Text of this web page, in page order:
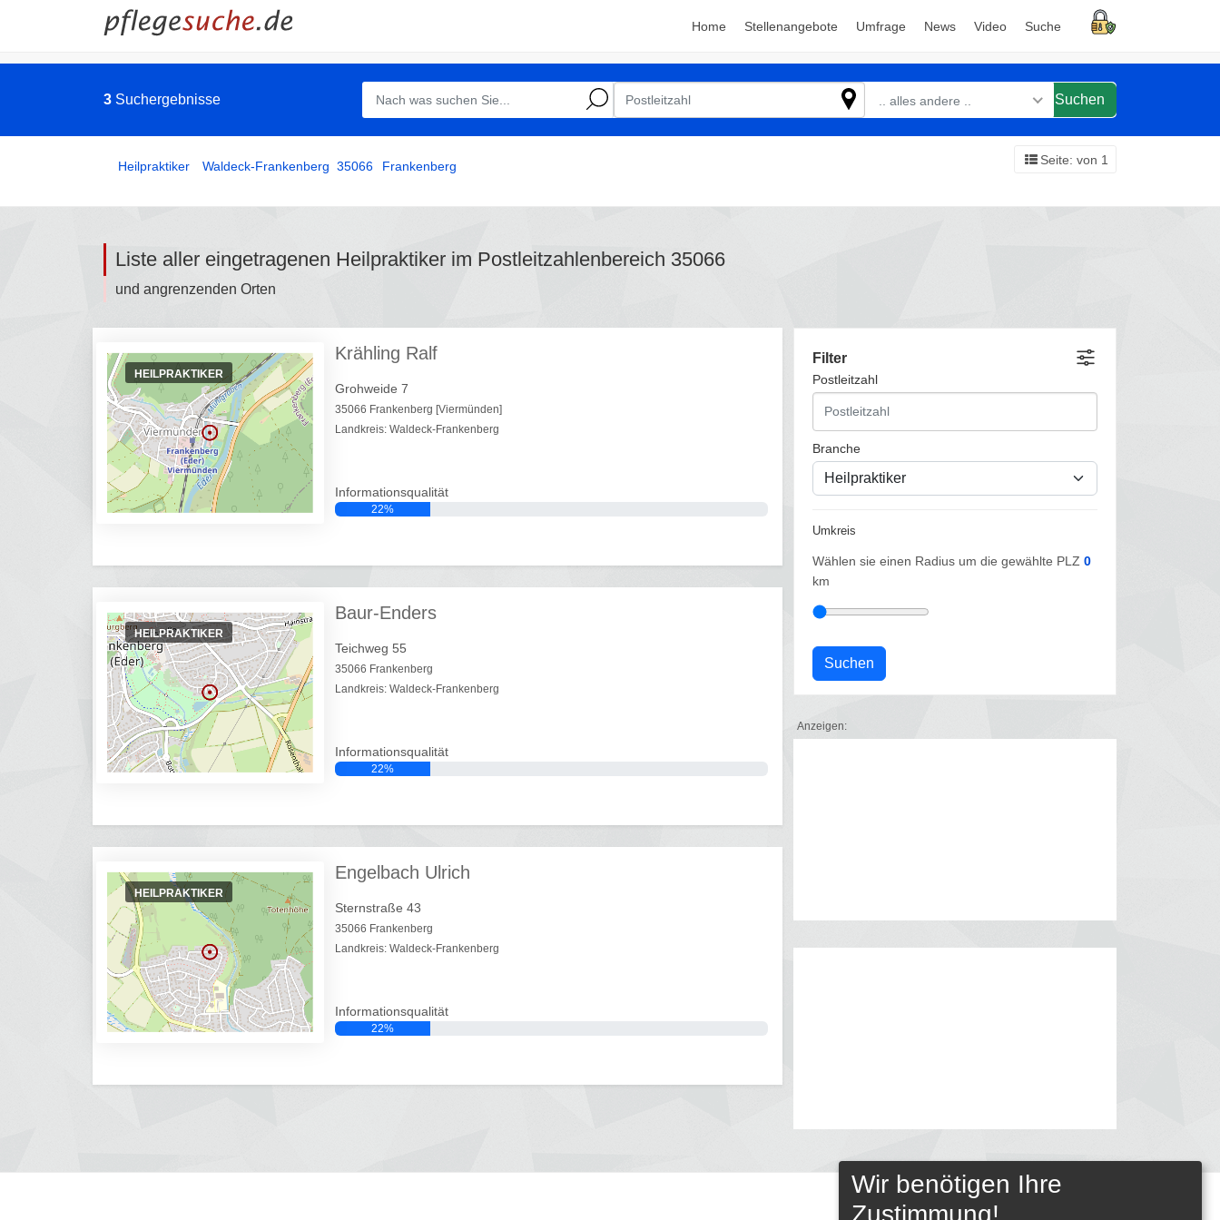
3 Suchergebnisse .. alles andere .. Suchen
Heilpraktiker Waldeck-Frankenberg 35066 Frankenberg Seite: von 1
Liste aller eingetragenen Heilpraktiker im Postleitzahlenbereich 35066
und angrenzenden Orten
HEILPRAKTIKER
Krähling Ralf
Grohweide 7
35066 Frankenberg [Viermünden]
Landkreis: Waldeck-Frankenberg
Informationsqualität
22%
HEILPRAKTIKER
Baur-Enders
Teichweg 55
35066 Frankenberg
Landkreis: Waldeck-Frankenberg
Informationsqualität
22%
HEILPRAKTIKER
Engelbach Ulrich
Sternstraße 43
35066 Frankenberg
Landkreis: Waldeck-Frankenberg
Informationsqualität
22%
Filter
Postleitzahl
Branche
Umkreis
Wählen sie einen Radius um die gewählte PLZ 0
km
Anzeigen:
Home Stellenangebote Umfrage News Video Suche
Wir benötigen Ihre